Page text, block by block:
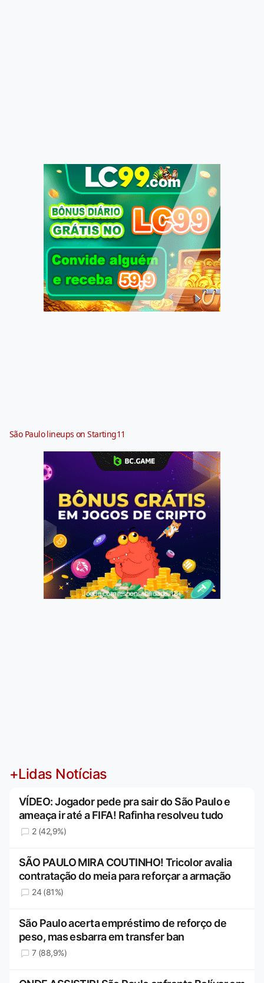
São Paulo lineups on Starting11
Jogue com responsabilidade. 18+
+Lidas Notícias
VÍDEO: Jogador pede pra sair do São Paulo e
ameaça ir até a FIFA! Rafinha resolveu tudo
2 (42,9%)
SÃO PAULO MIRA COUTINHO! Tricolor avalia
contratação do meia para reforçar a armação
24 (81%)
São Paulo acerta empréstimo de reforço de
peso, mas esbarra em transfer ban
7 (88,9%)